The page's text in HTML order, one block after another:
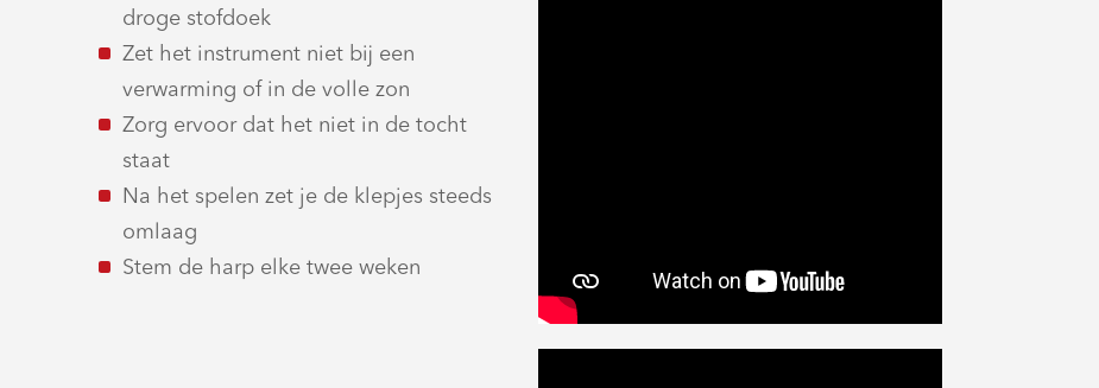
droge stofdoek
Zet het instrument niet bij een
verwarming of in de volle zon
Zorg ervoor dat het niet in de tocht
staat
Na het spelen zet je de klepjes steeds
omlaag
Stem de harp elke twee weken